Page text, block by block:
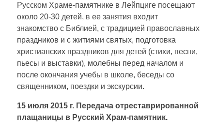
Русском Храме-памятнике в Лейпциге посещают
около 20-30 детей, в ее занятия входит
знакомство с Библией, с традицией православных
праздников и с житиями святых, подготовка
христианских праздников для детей (стихи, песни,
пьесы и выставки), молебны перед началом и
после окончания учебы в школе, беседы со
священником, поездки и экскурсии.
15 июля 2015 г. Передача отреставрированной
плащаницы в Русский Храм-памятник.